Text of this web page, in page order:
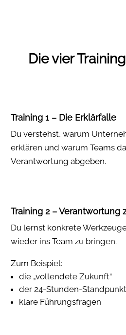
Die vier
Training 1 – Die Erklärfalle
Du verstehst, warum
erklären und warum Teams
Verantwortung abgeben.
Training 2 – Verantwortung
Du lernst konkrete
wieder ins Team zu bringen.
Zum Beispiel:
die „vollendete Zukunft“
der 24-Stunden-Standpunkt
klare Führungsfragen